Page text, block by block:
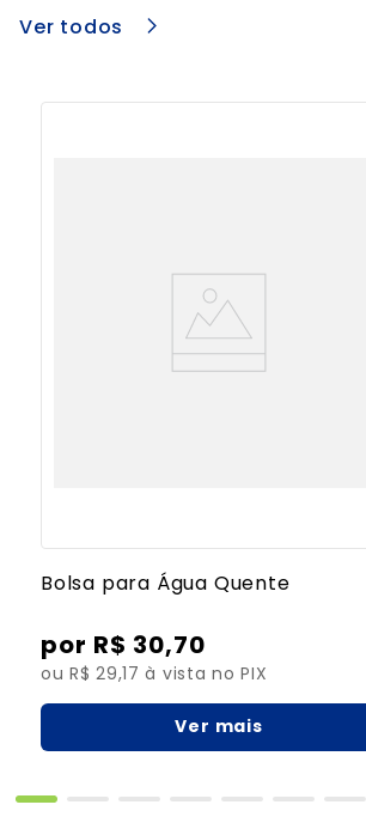
Ver todos
Bolsa para Água Quente
R$ 30,70
ou R$ 29,17 à vista no PIX
Ver mais